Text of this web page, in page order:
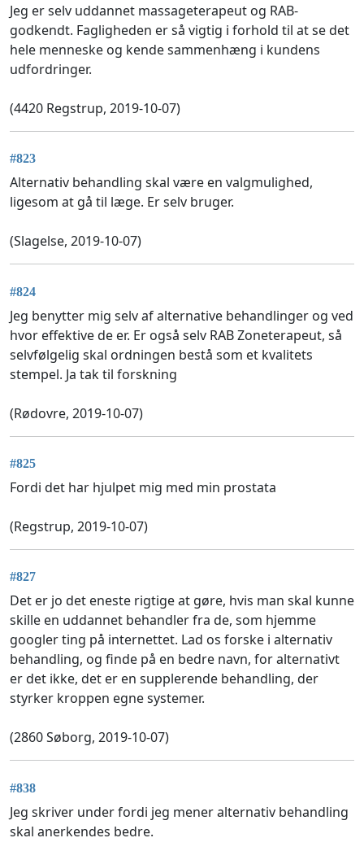
Jeg er selv uddannet massageterapeut og RAB-
godkendt. Fagligheden er så vigtig i forhold til at se det
hele menneske og kende sammenhæng i kundens
udfordringer.
(4420 Regstrup, 2019-10-07)
#823
Alternativ behandling skal være en valgmulighed,
ligesom at gå til læge. Er selv bruger.
(Slagelse, 2019-10-07)
#824
Jeg benytter mig selv af alternative behandlinger og ved
hvor effektive de er. Er også selv RAB Zoneterapeut, så
selvfølgelig skal ordningen bestå som et kvalitets
stempel. Ja tak til forskning
(Rødovre, 2019-10-07)
#825
Fordi det har hjulpet mig med min prostata
(Regstrup, 2019-10-07)
#827
Det er jo det eneste rigtige at gøre, hvis man skal kunne
skille en uddannet behandler fra de, som hjemme
googler ting på internettet. Lad os forske i alternativ
behandling, og finde på en bedre navn, for alternativt
er det ikke, det er en supplerende behandling, der
styrker kroppen egne systemer.
(2860 Søborg, 2019-10-07)
#838
Jeg skriver under fordi jeg mener alternativ behandling
skal anerkendes bedre.